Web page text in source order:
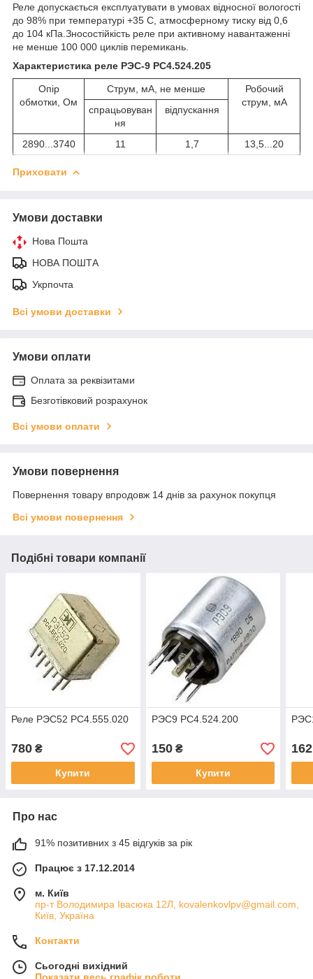
Реле допускається експлуатувати в умовах відносної вологості
до 98% при температурі +35 С, атмосферному тиску від 0,6
до 104 кПа.Зносостійкість реле при активному навантаженні
не менше 100 000 циклів перемикань.
Характеристика реле РЭС-9 РС4.524.205
Опір
обмотки, Ом
Струм, мА, не менше
Робочий
струм, мА
спрацьовуван
ня
відпускання
2890...3740 11 1,7 13,5...20
Приховати
Умови доставки
Нова Пошта
НОВА ПОШТА
Укрпочта
Всі умови доставки
Умови оплати
Оплата за реквізитами
Безготівковий розрахунок
Всі умови оплати
Умови повернення
Повернення товару впродовж 14 днів за рахунок покупця
Всі умови повернення
Подібні товари компанії
Реле РЭС52 РС4.555.020
780 ₴
Купити
РЭС9 РС4.524.200
150₴
Купити
162
Про нас
91% позитивних з 45 відгуків за рік
Працює з 17.12.2014
м. Київ
пр-т Володимира Івасюка 12Л, kovalenkovlpv@gmail.com,
Київ, Україна
Контакти
Сьогодні вихідний